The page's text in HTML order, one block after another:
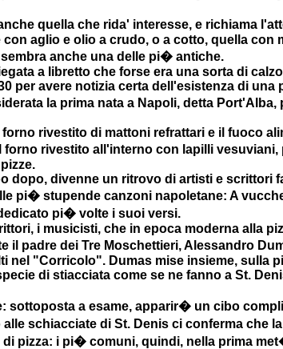
quella che rida' interesse, e richiama
aglio e olio a crudo, o a cotto, quella
anche una delle pi� antiche.
a libretto che forse era una sorta di
per avere notizia certa dell'esistenza di
la prima nata a Napoli, detta
rivestito di mattoni refrattari e il fuoco
forno rivestito all'interno con lapilli
dopo, divenne un ritrovo di artisti e
pi� stupende canzoni napoletane: A
pi� volte i suoi versi.
i musicisti, che in epoca moderna alla
il padre dei Tre Moschettieri, Alessandro
nel "Corricolo". Dumas mise insieme, sulla
di stiacciata come se ne fanno a St.
sottoposta a esame, apparir� un cibo
schiacciate di St. Denis ci conferma che
pizza: i pi� comuni, quindi, nella prima